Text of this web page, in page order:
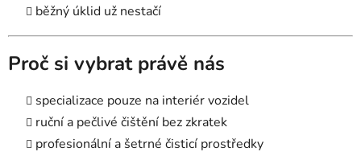
běžný úklid už nestačí
Proč si vybrat právě nás
specializace pouze na interiér vozidel
ruční a pečlivé čištění bez zkratek
profesionální a šetrné čisticí prostředky